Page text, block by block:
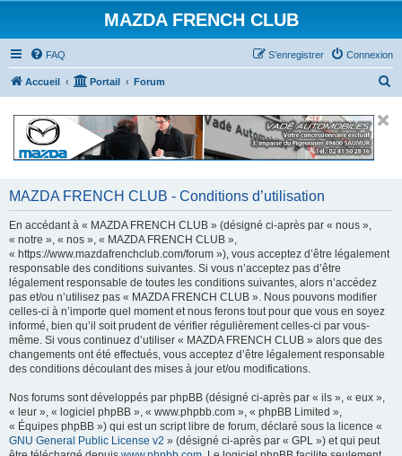
MAZDA FRENCH CLUB
FAQ Connexion
S’enregistrer
Accueil Portail Forum
c
MAZDA FRENCH CLUB - Conditions d’utilisation
En accédant à « MAZDA FRENCH CLUB » (désigné ci-après par « nous »,
« notre », « nos », « MAZDA FRENCH CLUB »,
« https://www.mazdafrenchclub.com/forum »), vous acceptez d’être légalement
responsable des conditions suivantes. Si vous n’acceptez pas d’être
légalement responsable de toutes les conditions suivantes, alors n’accédez
pas et/ou n’utilisez pas « MAZDA FRENCH CLUB ». Nous pouvons modifier
celles-ci à n’importe quel moment et nous ferons tout pour que vous en soyez
informé, bien qu’il soit prudent de vérifier régulièrement celles-ci par vous-
même. Si vous continuez d’utiliser « MAZDA FRENCH CLUB » alors que des
changements ont été effectués, vous acceptez d’être légalement responsable
des conditions découlant des mises à jour et/ou modifications.
Nos forums sont développés par phpBB (désigné ci-après par « ils », « eux »,
« leur », « logiciel phpBB », « www.phpbb.com », « phpBB Limited »,
« Équipes phpBB ») qui est un script libre de forum, déclaré sous la licence «
GNU General Public License v2 » (désigné ci-après par « GPL ») et qui peut